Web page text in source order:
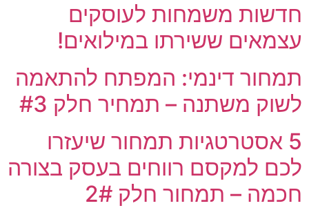
חדשות משמחות לעוסקים
עצמאים ששירתו במילואים!
תמחור דינמי: המפתח להתאמה
לשוק משתנה – תמחיר חלק #3
5 אסטרטגיות תמחור שיעזרו
לכם למקסם רווחים בעסק בצורה
חכמה – תמחור חלק 2#